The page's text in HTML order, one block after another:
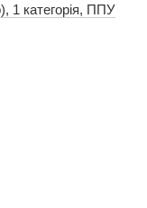
1 категорія, ППУ